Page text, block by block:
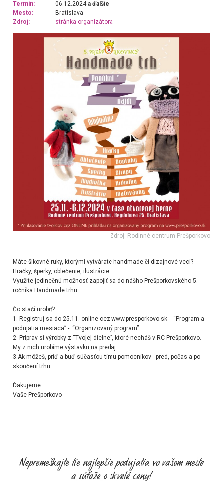
Termín: 06.12.2024a ďalšie
Mesto:
Bratislava
Zdroj:
stránka organizátora
Zdroj: Rodinné centrum Prešporkovo
Máte šikovné ruky, ktorými vytvárate handmade či dizajnové veci?
Hračky, šperky, oblečenie, ilustrácie …
Využite jedinečnú možnosť zapojiť sa do nášho Prešporkovského 5.
ročníka Handmade trhu
Čo stačí urobiť?
1. Registruj sa do 25.11. online cez www.presporkovo.sk- “Program a
podujatia mesiaca” - “Organizovaný program”.
2. Priprav si výrobky z “Tvojej dielne”, ktoré necháš v RC Prešporkovo.
My z nich urobíme výstavku na predaj.
3.Ak môžeš, príď a buď súčasťou tímu pomocníkov - pred, počas a po
skončení trhu.
Ďakujeme
Vaše Prešporkovo